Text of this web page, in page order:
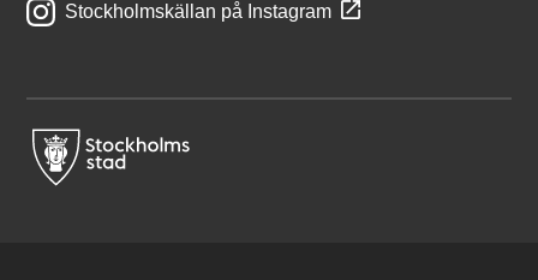
Stockholmskällan på Instagram